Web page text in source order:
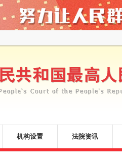
机构设置 法院资讯